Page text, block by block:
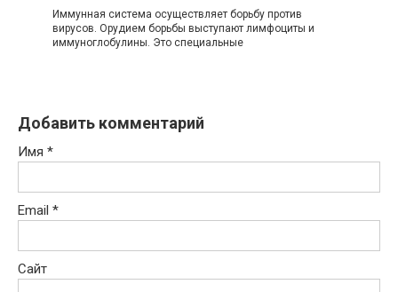
Иммунная система осуществляет борьбу против
вирусов. Орудием борьбы выступают лимфоциты и
иммуноглобулины. Это специальные
Добавить комментарий
Имя *
Email *
Сайт